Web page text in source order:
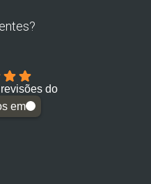
do
em